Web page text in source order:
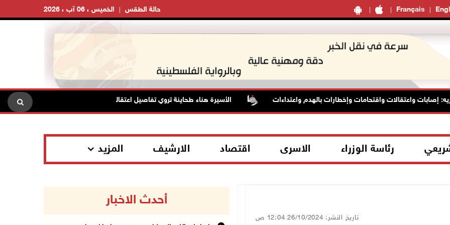
Français الخميس ، 06 آب ، 2026 حالة الطقس
واعتقالات واقتحامات وإخطارات بالهدم واعتداءات الأسيرة هناء طحاينة تروي تفاصيل اعتقالها: حُرمت من وداع أطفالها وتعرضت للإهانة
رئاسة الوزراء الاسرى اقتصاد الارشيف المزيد
تاريخ النشر: 26/10/2024 12:04 ص
أحدث الاخبار